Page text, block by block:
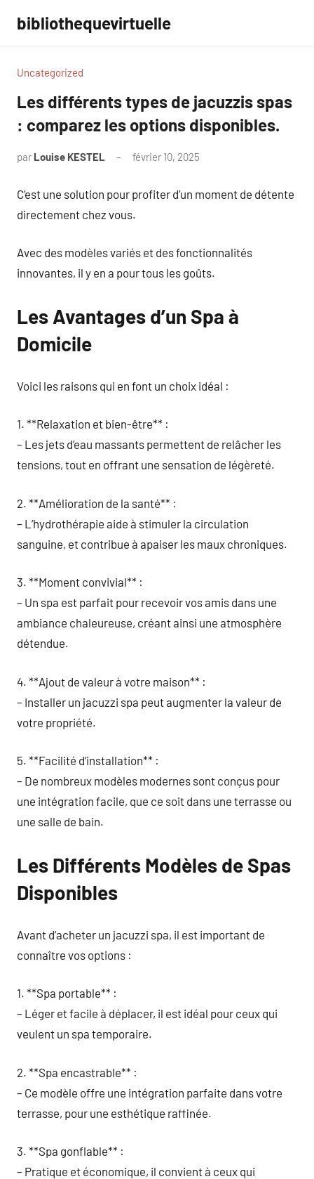
contenu
bibliothequevirtuelle
Uncategorized
Les différents types de jacuzzis spas
: comparez les options disponibles.
par Louise KESTEL février 10, 2025
C’est une solution pour profiter d’un moment de détente
directement chez vous.
Avec des modèles variés et des fonctionnalités
innovantes, il y en a pour tous les goûts.
Les Avantages d’un Spa à
Domicile
Voici les raisons qui en font un choix idéal :
1. **Relaxation et bien-être** :
– Les jets d’eau massants permettent de relâcher les
tensions, tout en offrant une sensation de légèreté.
2. **Amélioration de la santé** :
– L’hydrothérapie aide à stimuler la circulation
sanguine, et contribue à apaiser les maux chroniques.
3. **Moment convivial** :
– Un spa est parfait pour recevoir vos amis dans une
ambiance chaleureuse, créant ainsi une atmosphère
détendue.
4. **Ajout de valeur à votre maison** :
– Installer un jacuzzi spa peut augmenter la valeur de
votre propriété.
5. **Facilité d’installation** :
– De nombreux modèles modernes sont conçus pour
une intégration facile, que ce soit dans une terrasse ou
une salle de bain.
Les Différents Modèles de Spas
Disponibles
Avant d’acheter un jacuzzi spa, il est important de
connaître vos options :
1. **Spa portable** :
– Léger et facile à déplacer, il est idéal pour ceux qui
veulent un spa temporaire.
2. **Spa encastrable** :
– Ce modèle offre une intégration parfaite dans votre
terrasse, pour une esthétique raffinée.
3. **Spa gonflable** :
– Pratique et économique, il convient à ceux qui